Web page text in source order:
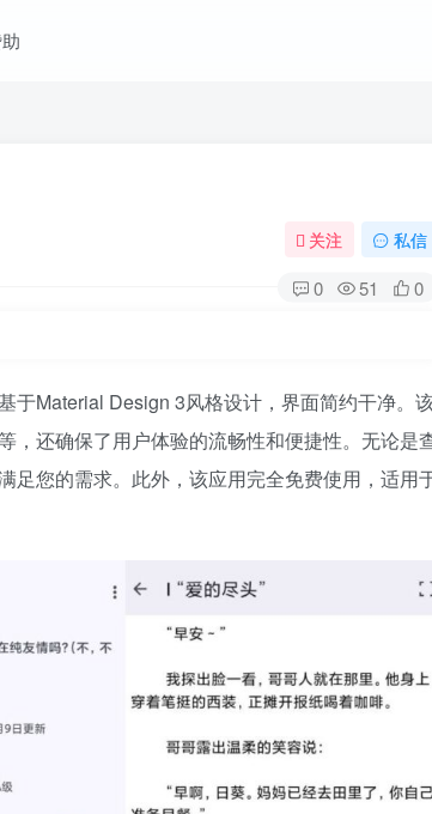
关注 私信
0 51 0
于Material Design 3风格设计，界面简约干净。
，还确保了用户体验的流畅性和便捷性。无论是
足您的需求。此外，该应用完全免费使用，适用